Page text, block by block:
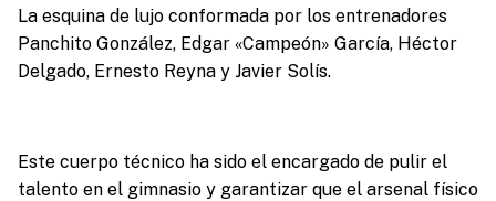
La esquina de lujo conformada por los entrenadores
Panchito González, Edgar «Campeón» García, Héctor
Delgado, Ernesto Reyna y Javier Solís.
Este cuerpo técnico ha sido el encargado de pulir el
talento en el gimnasio y garantizar que el arsenal físico